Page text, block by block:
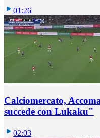
01:26
Calciomercato,
succede con Lukaku"
02:03